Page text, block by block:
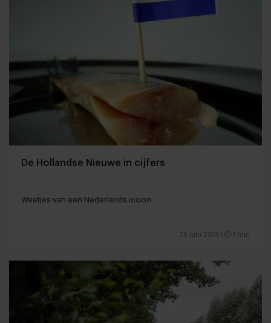
De Hollandse Nieuwe in cijfers
Weetjes van een Nederlands icoon
28 juni 2018 1 min